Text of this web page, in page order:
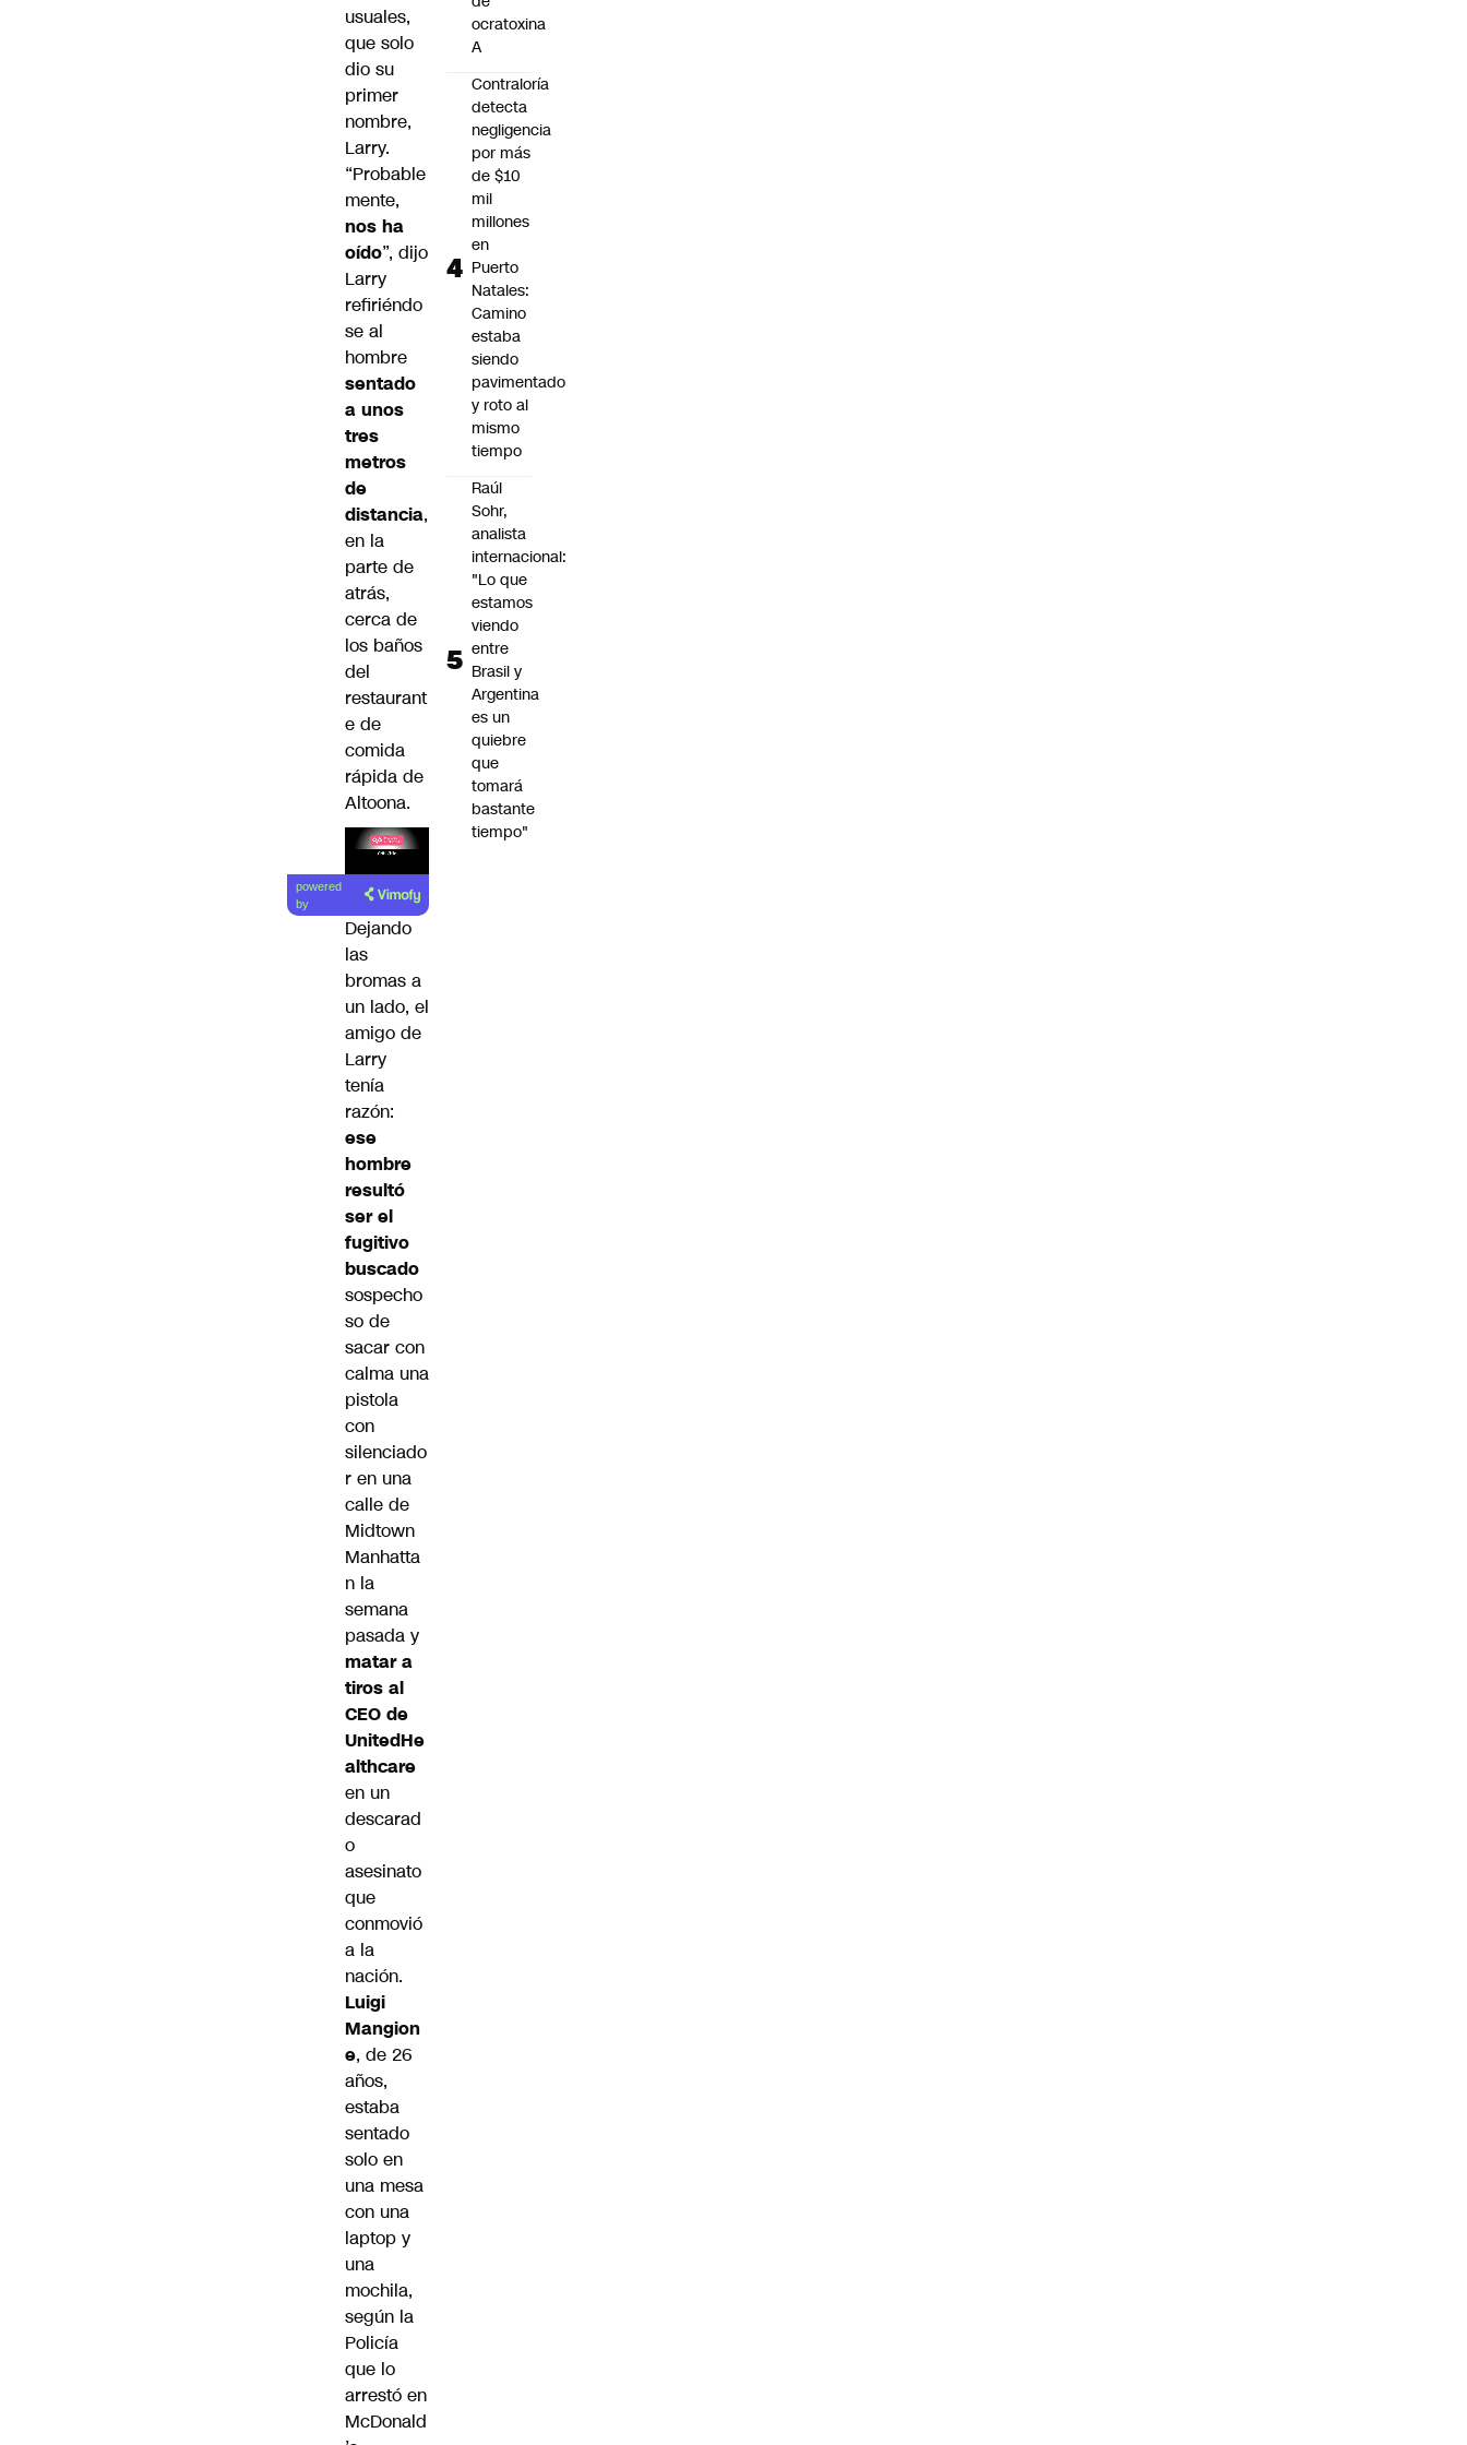
usuales,
que solo
dio su
primer
nombre,
Larry.
“Probable
mente,
nos ha
oído”, dijo
Larry
refiriéndo
se al
hombre
sentado
a unos
tres
metros
de
distancia,
en la
parte de
atrás,
cerca de
los baños
del
restaurant
e de
comida
rápida de
Altoona.
Lea el
artículo
powered
by
Dejando
las
bromas a
un lado, el
amigo de
Larry
tenía
razón:
ese
hombre
resultó
ser el
fugitivo
buscado
sospecho
so de
sacar con
calma una
pistola
con
silenciado
r en una
calle de
Midtown
Manhatta
n la
semana
pasada y
matar a
tiros al
CEO de
UnitedHe
althcare
en un
descarad
o
asesinato
que
conmovió
a la
nación.
Luigi
Mangion
e, de 26
años,
estaba
sentado
solo en
una mesa
con una
laptop y
una
mochila,
según la
Policía
que lo
arrestó en
McDonald
ocratoxina
A
Contraloría
detecta
negligencia
por más
de $10
mil
millones
en
Puerto
Natales:
Camino
estaba
siendo
pavimentado
y roto al
mismo
tiempo
Raúl
Sohr,
analista
internacional:
"Lo que
estamos
viendo
entre
Brasil y
Argentina
es un
quiebre
que
tomará
bastante
tiempo"